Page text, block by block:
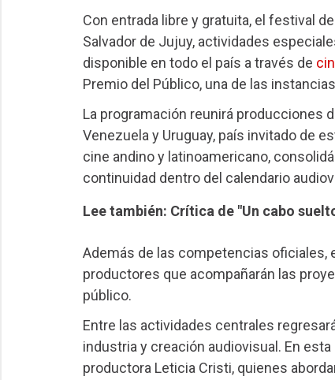
Con entrada libre y gratuita, el festival
Salvador de Jujuy, actividades
disponible en todo el país a través de
Premio del Público, una de las
La programación reunirá producciones
Venezuela y Uruguay, país invitado de
cine andino y latinoamericano,
continuidad dentro del calendario
Lee también: Crítica de "Un cabo
Además de las competencias oficiales,
productores que acompañarán las
público.
Entre las actividades centrales
industria y creación audiovisual. En
productora Leticia Cristi, quienes